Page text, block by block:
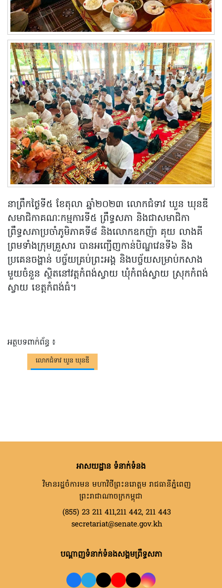
នាព្រឹកថ្ងៃទី៥ ខែតុលា ឆ្នាំ២០២៣ លោកជំទាវ ឃួន ឃុនឌី
សមាជិកាគណៈកម្មការទី៥ ព្រឹទ្ធសភា និងជាសមាជិកា
ព្រឹទ្ធសភាប្រចាំភូមិភាគទី៨ និងលោកឧកញ៉ា គុយ លាងគី
ព្រមទាំងក្រុមគ្រួសារ បានអញ្ជើញកាន់បិណ្ឌវេនទី៦ និង
ប្រគេនចង្ហាន់ បច្ច័យគ្រប់ព្រះអង្គ និងបច្ច័យសម្រាប់កសាង
មួយចំនួន ស្ថិតនៅវត្តកំពង់ស្វាយ ឃុំកំពង់ស្វាយ ស្រុកកំពង់
ស្វាយ ខេត្តកំពង់ធំ។
អត្ថបទពាក់ព័ន្ធ ៖
លោកជំទាវ ឃួន ឃុនឌី
អាសយដ្ឋាន ទំនាក់ទំនង
វិមានរដ្ឋចំការមន មហាវិថីព្រះនរោត្តម រាជធានីភ្នំពេញ
ព្រះរាជាណាចក្រកម្ពុជា
(855) 23 211 411,211 442, 211 443
secretariat@senate.gov.kh
បណ្តាញទំនាក់ទំនងសង្គមព្រឹទ្ធសភា